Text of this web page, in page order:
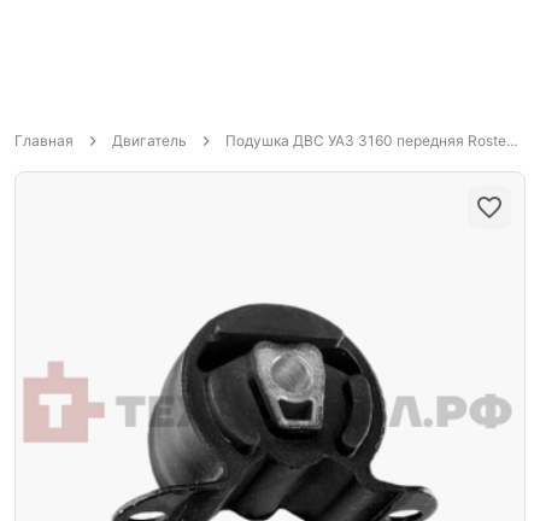
Главная Двигатель Подушка ДВС УАЗ 3160 передняя Rosteco